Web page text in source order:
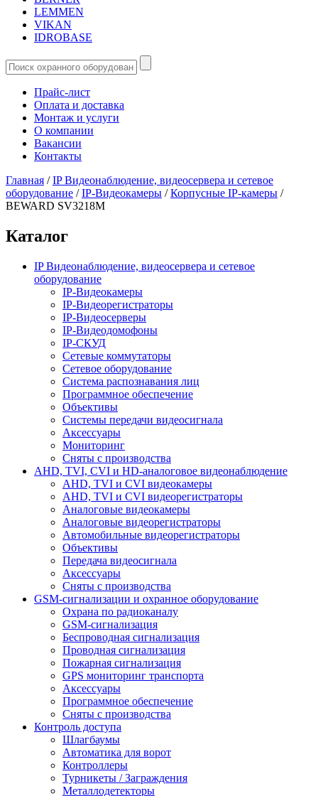
LEMMEN
VIKAN
IDROBASE
Прайс-лист
Оплата и доставка
Монтаж и услуги
О компании
Вакансии
Контакты
Главная /IP Видеонаблюдение, видеосервера и сетевое
оборудование /IP-Видеокамеры /Корпусные IP-камеры /
BEWARD SV3218M
Каталог
IP Видеонаблюдение, видеосервера и сетевое
оборудование
IP-Видеокамеры
IP-Видеорегистраторы
IP-Видеосерверы
IP-Видеодомофоны
IP-СКУД
Сетевые коммутаторы
Сетевое оборудование
Система распознавания лиц
Программное обеспечение
Объективы
Системы передачи видеосигнала
Аксессуары
Мониторинг
Сняты с производства
AHD, TVI, CVI и HD-аналоговое видеонаблюдение
AHD, TVI и CVI видеокамеры
AHD, TVI и CVI видеорегистраторы
Аналоговые видеокамеры
Аналоговые видеорегистраторы
Автомобильные видеорегистраторы
Объективы
Передача видеосигнала
Аксессуары
Сняты с производства
GSM-сигнализации и охранное оборудование
Охрана по радиоканалу
GSM-сигнализация
Беспроводная сигнализация
Проводная сигнализация
Пожарная сигнализация
GPS мониторинг транспорта
Аксессуары
Программное обеспечение
Сняты с производства
Контроль доступа
Шлагбаумы
Автоматика для ворот
Контроллеры
Турникеты / Заграждения
Металлодетекторы